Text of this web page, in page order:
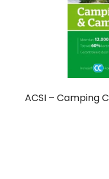
ACSI – Camping